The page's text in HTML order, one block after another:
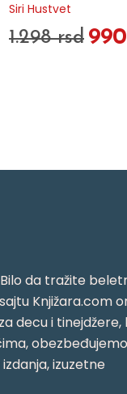
Siri Hustvet
1.298 rsd
da tražite
Knjižara.com
decu i tinejdžere,
izuzetne